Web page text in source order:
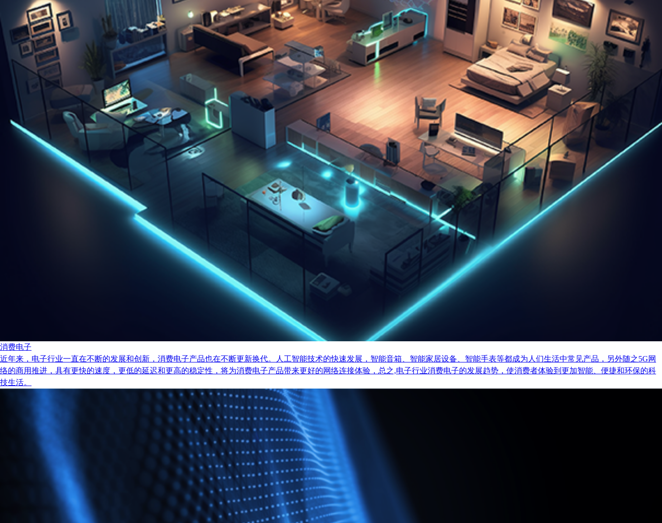
消费电子
近年来，电子行业一直在不断的发展和创新，消费电子产品也在不断更新换代。人工智能技术的快速发展，智能音箱、智能家居设备、智能手表等都成为人们生活中常见产品，另外随之5G网
络的商用推进，具有更快的速度，更低的延迟和更高的稳定性，将为消费电子产品带来更好的网络连接体验，总之,电子行业消费电子的发展趋势，使消费者体验到更加智能、便捷和环保的科
技生活。